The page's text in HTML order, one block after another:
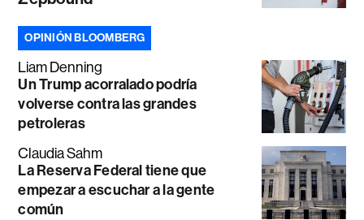
OPINIÓN BLOOMBERG
Liam Denning
Un Trump acorralado podría
volverse contra las grandes
petroleras
Claudia Sahm
La Reserva Federal tiene que
empezar a escuchar a la gente
común